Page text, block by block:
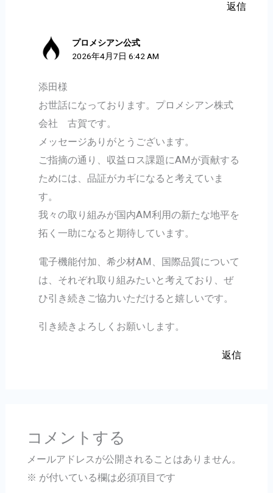
返信
プロメシアン公式
2026年4月7日 6:42 AM
添田様
お世話になっております。プロメシアン株式
会社 古賀です。
メッセージありがとうございます。
ご指摘の通り、収益ロス課題にAMが貢献する
ためには、品証がカギになると考えていま
す。
我々の取り組みが国内AM利用の新たな地平を
拓く一助になると期待しています。
電子機能付加、希少材AM、国際品質について
は、それぞれ取り組みたいと考えており、ぜ
ひ引き続きご協力いただけると嬉しいです。
引き続きよろしくお願いします。
返信
コメントする
メールアドレスが公開されることはありません。
※ が付いている欄は必須項目です